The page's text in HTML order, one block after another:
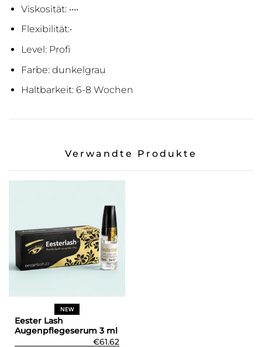
Viskosität: ••••
Flexibilität:•
Level: Profi
Farbe: dunkelgrau
Haltbarkeit: 6-8 Wochen
Verwandte Produkte
NEW
Eester Lash
Augenpflegeserum 3 ml
€61.62